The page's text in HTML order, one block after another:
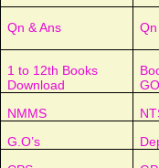
Qn & Ans
1 to 12th Books
Download
NMMS
G.O’s